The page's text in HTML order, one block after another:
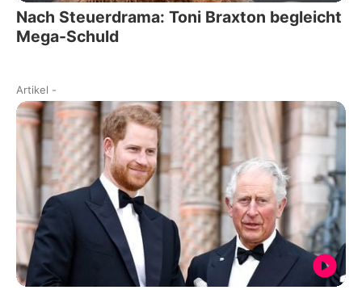
Nach Steuerdrama: Toni Braxton begleicht
Mega-Schuld
Artikel -